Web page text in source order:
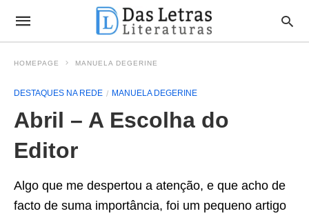
HOMEPAGE MANUELA DEGERINE
DESTAQUES NA REDE MANUELA DEGERINE
Abril – A Escolha do
Editor
Algo que me despertou a atenção, e que acho de
facto de suma importância, foi um pequeno artigo